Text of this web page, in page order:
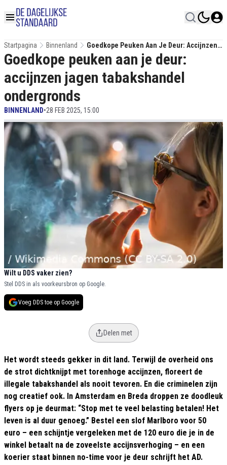
Startpagina Binnenland
Goedkope Peuken Aan Je Deur: Accijnzen
Jagen Tabakshandel Ondergronds
Goedkope peuken aan je deur:
accijnzen jagen tabakshandel
ondergronds
BINNENLAND•28 FEB 2025, 15:00
Wilt u DDS vaker zien?
Stel DDS in als voorkeursbron op Google.
Voeg DDS toe op Google
Delen met
Het wordt steeds gekker in dit land. Terwijl de overheid ons
de strot dichtknijpt met torenhoge accijnzen, floreert de
illegale tabakshandel als nooit tevoren. En die criminelen zijn
nog creatief ook. In Amsterdam en Breda droppen ze doodleuk
flyers op je deurmat: “Stop met te veel belasting betalen! Het
leven is al duur genoeg.” Bestel een slof Marlboro voor 50
euro – een schijntje vergeleken met de 120 euro die je in de
winkel betaalt na de zoveelste accijnsverhoging – en een
koerier staat binnen no-time voor je deur schrijft het AD.